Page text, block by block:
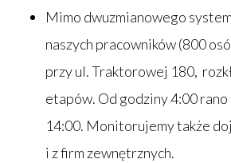
Mimo dwuzmianowego
naszych pracowników (800
przy ul. Traktorowej 180,
etapów. Od godziny 4:00
14:00. Monitorujemy także
i z firm zewnętrznych.